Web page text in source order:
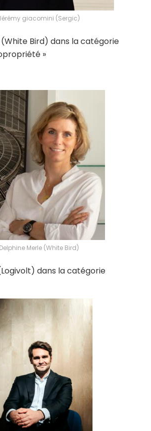
giacomini (Sergic)
Bird) dans la catégorie
»
Delphine Merle (White Bird)
dans la catégorie